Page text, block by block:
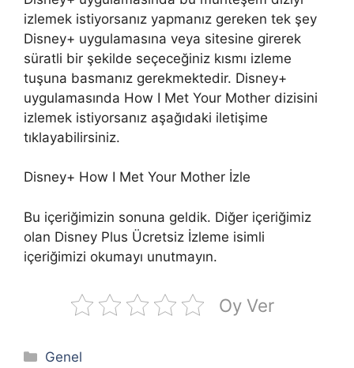
izlemek istiyorsanız yapmanız gereken tek şey
Disney+ uygulamasına veya sitesine girerek
süratli bir şekilde seçeceğiniz kısmı izleme
tuşuna basmanız gerekmektedir. Disney+
uygulamasında How I Met Your Mother dizisini
izlemek istiyorsanız aşağıdaki iletişime
tıklayabilirsiniz.
Disney+ How I Met Your Mother İzle
Bu içeriğimizin sonuna geldik. Diğer içeriğimiz
olan Disney Plus Ücretsiz İzleme isimli
içeriğimizi okumayı unutmayın.
Oy Ver
Kategoriler
Genel